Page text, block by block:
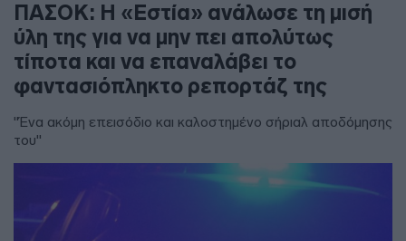
ΠΑΣΟΚ: Η «Εστία» ανάλωσε τη μισή
ύλη της για να μην πει απολύτως
τίποτα και να επαναλάβει το
φαντασιόπληκτο ρεπορτάζ της
"Ένα ακόμη επεισόδιο και καλοστημένο σήριαλ αποδόμησης
του"